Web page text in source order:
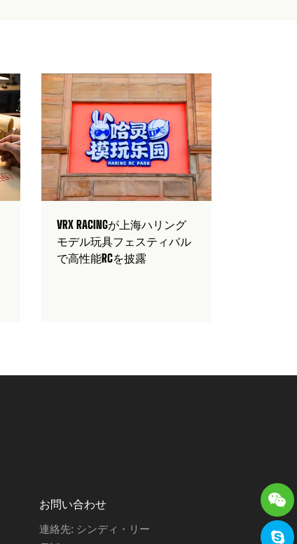
VRX RACINGが上海ハリング
モデル玩具フェスティバル
で高性能RCを披露
お問い合わせ
連絡先: シンディ・リー